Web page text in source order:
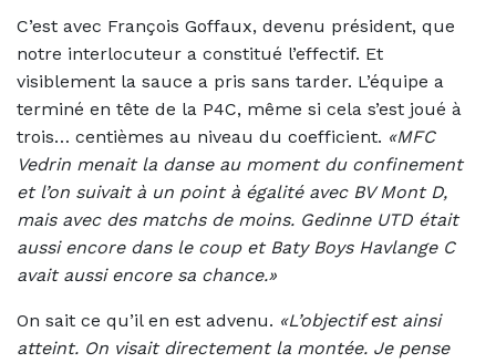
C’est avec François Goffaux, devenu président, que
notre interlocuteur a constitué l’effectif. Et
visiblement la sauce a pris sans tarder. L’équipe a
terminé en tête de la P4C, même si cela s’est joué à
trois… centièmes au niveau du coefficient. «MFC
Vedrin menait la danse au moment du confinement
et l’on suivait à un point à égalité avec BV Mont D,
mais avec des matchs de moins. Gedinne UTD était
aussi encore dans le coup et Baty Boys Havlange C
avait aussi encore sa chance.»
On sait ce qu’il en est advenu. «L’objectif est ainsi
atteint. On visait directement la montée. Je pense